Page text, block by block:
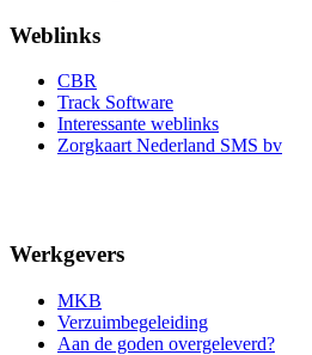
Weblinks
CBR
Track Software
Interessante weblinks
Zorgkaart Nederland SMS bv
Werkgevers
MKB
Verzuimbegeleiding
Aan de goden overgeleverd?